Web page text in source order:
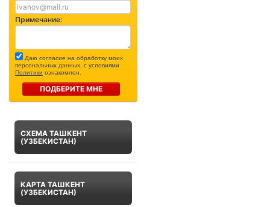
Примечание:
Даю согласие на обработку моих
персональных данных, с условиями
Политики ознакомлен.
ПОДБЕРИТЕ МНЕ
СХЕМА ТАШКЕНТ
(УЗБЕКИСТАН)
КАРТА ТАШКЕНТ
(УЗБЕКИСТАН)